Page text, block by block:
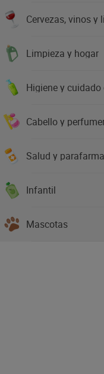
Cervezas, vinos y
Limpieza y hogar
Higiene y cuidado
Cabello y
Salud y
Infantil
Mascotas